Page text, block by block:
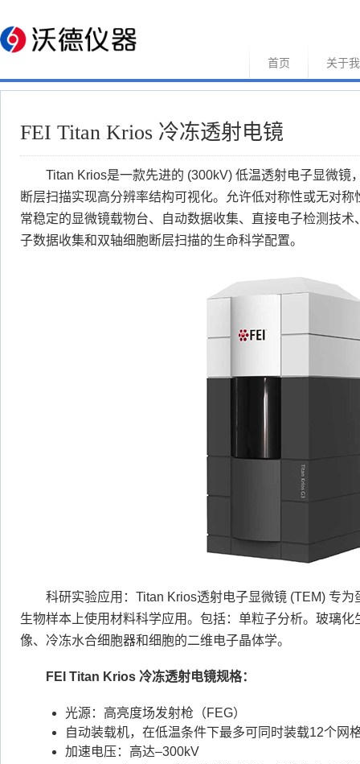
首页 关于
FEI Titan Krios 冷冻透射电镜
Titan Krios是一款先进的 (300kV) 低温透射电子显微镜
断层扫描实现高分辨率结构可视化。允许低对称性或无对
常稳定的显微镜载物台、自动数据收集、直接电子检测技
子数据收集和双轴细胞断层扫描的生命科学配置。
科研实验应用：Titan Krios透射电子显微镜 (TEM) 专
生物样本上使用材料科学应用。包括：单粒子分析。玻璃
像、冷冻水合细胞器和细胞的二维电子晶体学。
FEI Titan Krios 冷冻透射电镜规格：
光源：高亮度场发射枪（FEG）
自动装载机，在低温条件下最多可同时装载12个网
加速电压：高达–300kV